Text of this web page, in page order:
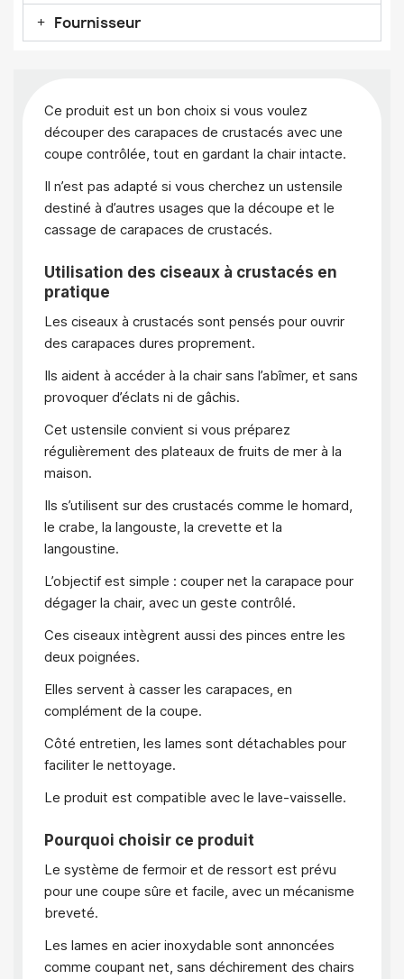
Fournisseur
Ce produit est un bon choix si vous voulez
découper des carapaces de crustacés avec une
coupe contrôlée, tout en gardant la chair intacte.
Il n’est pas adapté si vous cherchez un ustensile
destiné à d’autres usages que la découpe et le
cassage de carapaces de crustacés.
Utilisation des ciseaux à crustacés en
pratique
Les ciseaux à crustacés sont pensés pour ouvrir
des carapaces dures proprement.
Ils aident à accéder à la chair sans l’abîmer, et sans
provoquer d’éclats ni de gâchis.
Cet ustensile convient si vous préparez
régulièrement des plateaux de fruits de mer à la
maison.
Ils s’utilisent sur des crustacés comme le homard,
le crabe, la langouste, la crevette et la
langoustine.
L’objectif est simple : couper net la carapace pour
dégager la chair, avec un geste contrôlé.
Ces ciseaux intègrent aussi des pinces entre les
deux poignées.
Elles servent à casser les carapaces, en
complément de la coupe.
Côté entretien, les lames sont détachables pour
faciliter le nettoyage.
Le produit est compatible avec le lave-vaisselle.
Pourquoi choisir ce produit
Le système de fermoir et de ressort est prévu
pour une coupe sûre et facile, avec un mécanisme
breveté.
Les lames en acier inoxydable sont annoncées
comme coupant net, sans déchirement des chairs